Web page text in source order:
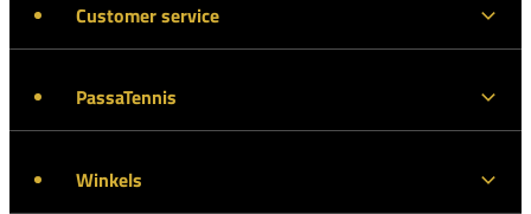
Customer service
PassaTennis
Winkels